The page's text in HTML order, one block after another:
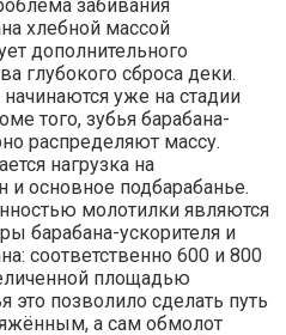
забивания
хлебной массой
дополнительного
глубокого сброса деки.
уже на стадии
того, зубья барабана-
распределяют массу.
нагрузка на
и основное подбарабанье.
молотилки являются
барабана-ускорителя и
соответственно 600 и 800
площадью
это позволило сделать путь
а сам обмолот